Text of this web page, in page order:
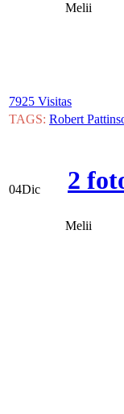
Melii
7925 Visitas
TAGS: Robert
04Dic 2
Melii